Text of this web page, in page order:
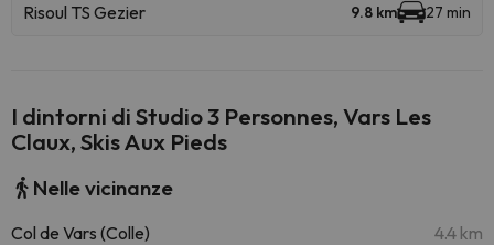
Risoul TS Gezier 9.8 km 27 min
I dintorni di Studio 3 Personnes, Vars Les
Claux, Skis Aux Pieds
Nelle vicinanze
Col de Vars (Colle) 4.4 km